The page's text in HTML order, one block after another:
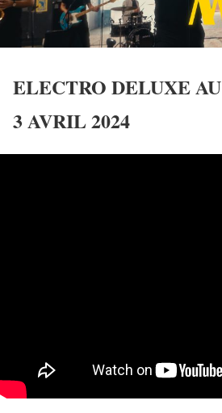
ELECTRO DELUXE AU
3 AVRIL 2024